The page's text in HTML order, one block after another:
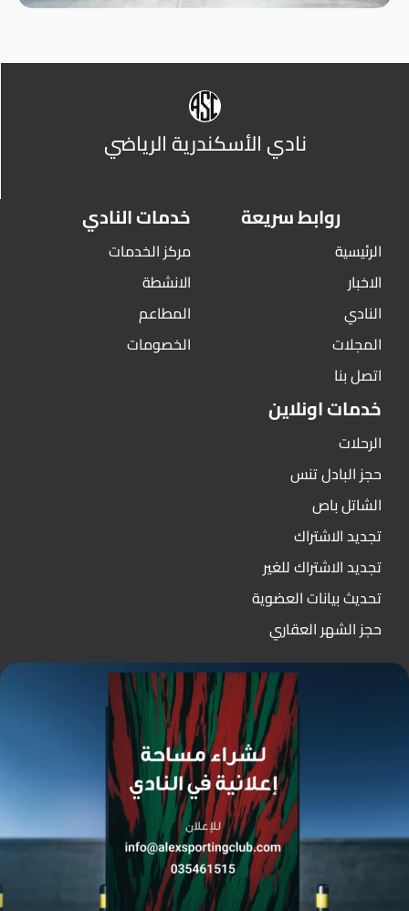
نادي الأسكندرية الرياضي
روابط سريعة
الرئيسية
الاخبار
النادي
المجلات
اتصل بنا
خدمات النادي
مركز الخدمات
الانشطة
المطاعم
الخصومات
خدمات اونلاين
الرحلات
حجز البادل تنس
الشاتل باص
تجديد الاشتراك
تجديد الاشتراك للغير
تحديث بيانات العضوية
حجز الشهر العقاري